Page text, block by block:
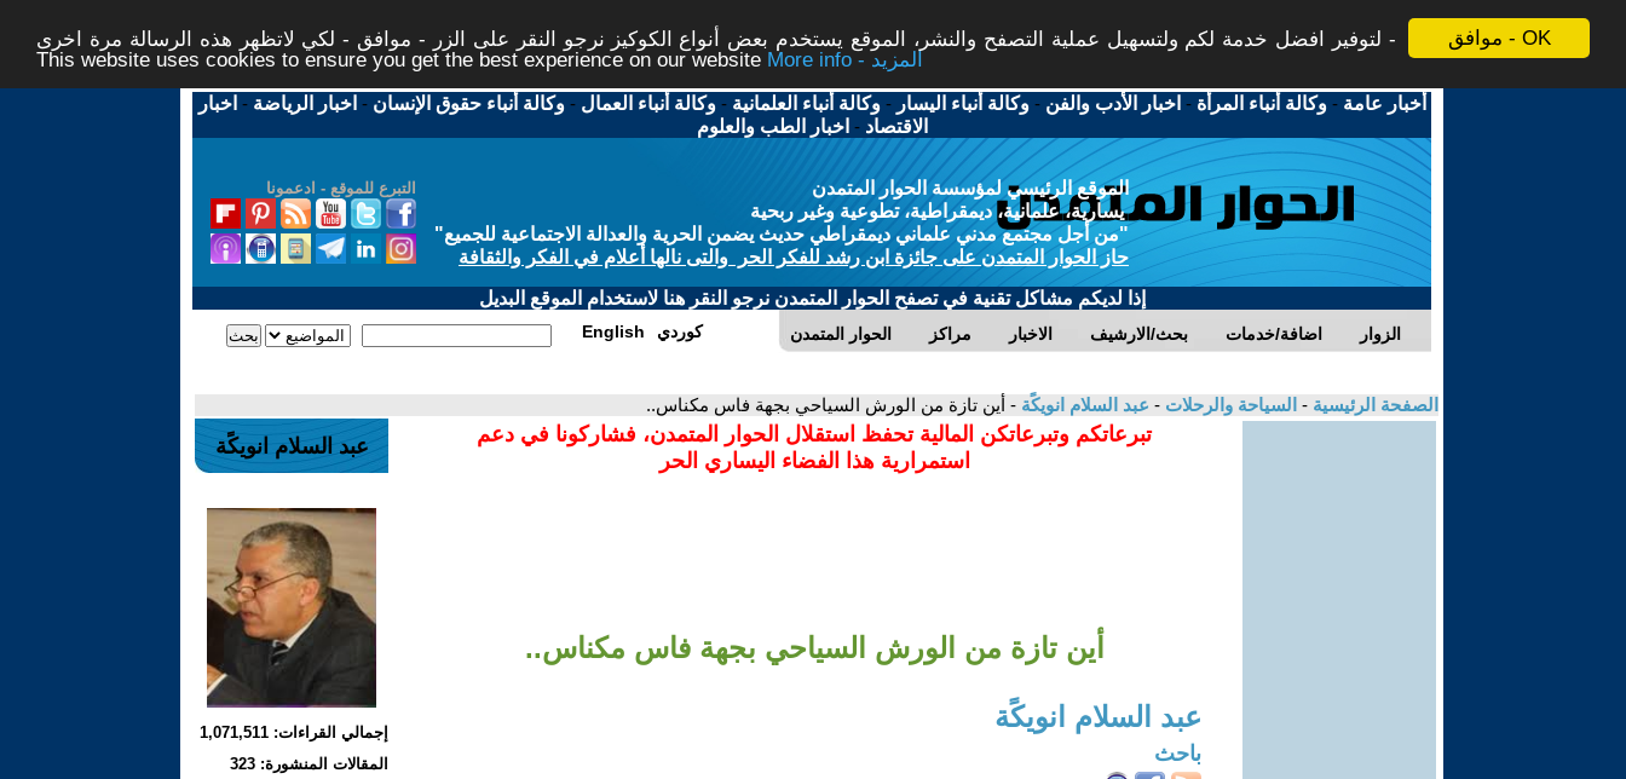
موافق - OK
لتوفير افضل خدمة لكم ولتسهيل عملية التصفح والنشر، الموقع يستخدم بعض أنواع الكوكيز نرجو النقر على الزر - موافق - لكي لاتظهر هذه الرسالة مرة اخرى -
This website uses cookies to ensure you get the best experience on our website
More info - المزيد
أخبار عامة -وكالة أنباء المرأة - اخبار الأدب والفن -وكالة أنباء اليسار -وكالة أنباء العلمانية -وكالة أنباء العمال -وكالة أنباء حقوق الإنسان - اخبار الرياضة - اخبار
الاقتصاد - اخبار الطب والعلوم
التبرع للموقع - ادعمونا
الموقع الرئيسي لمؤسسة الحوار المتمدن
يسارية، علمانية، ديمقراطية، تطوعية وغير ربحية
"من أجل مجتمع مدني علماني ديمقراطي حديث يضمن الحرية والعدالة الاجتماعية للجميع"
حاز الحوار المتمدن على جائزة ابن رشد للفكر الحر والتى نالها أعلام في الفكر والثقافة
إذا لديكم مشاكل تقنية في تصفح الحوار المتمدن نرجو النقر هنا لاستخدام الموقع البديل
الحوار المتمدن مراكز الاخبار بحث/الارشيف اضافة/خدمات الزوار English كوردي
الصفحة الرئيسية - السياحة والرحلات - عبد السلام انويكًة - أين تازة من الورش السياحي بجهة فاس مكناس..
تبرعاتكم وتبرعاتكن المالية تحفظ استقلال الحوار المتمدن، فشاركونا في دعم
استمرارية هذا الفضاء اليساري الحر
أين تازة من الورش السياحي بجهة فاس مكناس..
عبد السلام انويكًة
باحث
عبد السلام انويكًة
إجمالي القراءات: 1,071,511
المقالات المنشورة: 323